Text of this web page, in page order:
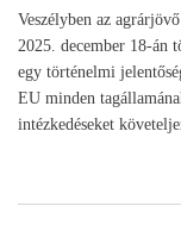
Veszélyben az agrárjövő
2025. december 18-án
egy történelmi
EU minden
intézkedéseket